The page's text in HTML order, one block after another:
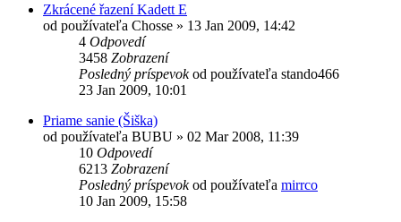
Zkrácené řazení Kadett E
od používateľa Chosse » 13 Jan 2009, 14:42
4 Odpovedí
3458 Zobrazení
Posledný príspevokod používateľa stando466
23 Jan 2009, 10:01
Priame sanie (Šiška)
od používateľa BUBU » 02 Mar 2008, 11:39
10 Odpovedí
6213 Zobrazení
Posledný príspevokod používateľa mirrco
10 Jan 2009, 15:58